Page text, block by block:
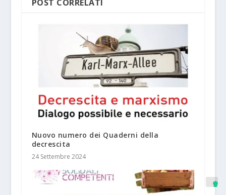
POST CORRELATI
Nuovo numero dei Quaderni della
decrescita
24 Settembre 2024